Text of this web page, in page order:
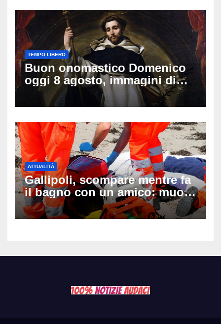
TEMPO LIBERO
Buon onomastico Domenico
oggi 8 agosto, immagini di
auguri da condividere
ATTUALITÀ
Gallipoli, scompare mentre fa
il bagno con un amico: muore
a 19 anni dopo 45 minuti di
disperati tentativi di